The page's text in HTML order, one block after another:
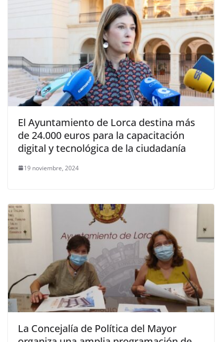
El Ayuntamiento de Lorca destina más
de 24.000 euros para la capacitación
digital y tecnológica de la ciudadanía
19 noviembre, 2024
La Concejalía de Política del Mayor